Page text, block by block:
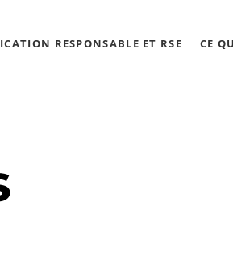
RESPONSABLE ET RSE CE